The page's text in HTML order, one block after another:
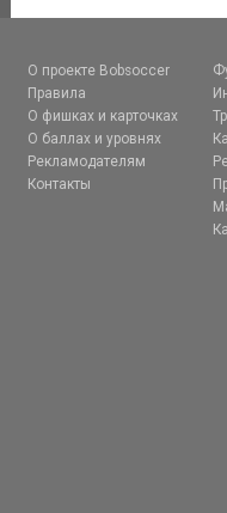
О проекте Bobsoccer
Правила
О фишках и карточках
О баллах и уровнях
Рекламодателям
Контакты